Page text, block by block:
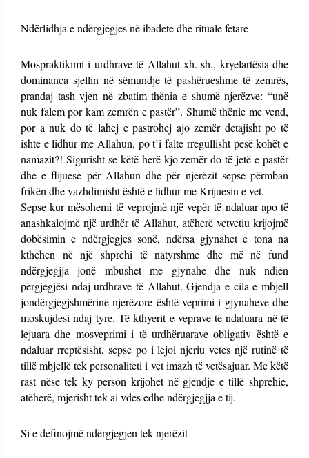
Ndërlidhja e ndërgjegjes në ibadete dhe rituale fetare
Mospraktikimi i urdhrave të Allahut xh. sh., kryelartësia dhe
dominanca sjellin në sëmundje të pashërueshme të zemrës,
prandaj tash vjen në zbatim thënia e shumë njerëzve: “unë
nuk falem por kam zemrën e pastër”. Shumë thënie me vend,
por a nuk do të lahej e pastrohej ajo zemër detajisht po të
ishte e lidhur me Allahun, po t’i falte rregullisht pesë kohët e
namazit?! Sigurisht se këtë herë kjo zemër do të jetë e pastër
dhe e flijuese për Allahun dhe për njerëzit sepse përmban
frikën dhe vazhdimisht është e lidhur me Krijuesin e vet.
Sepse kur mësohemi të veprojmë një vepër të ndaluar apo të
anashkalojmë një urdhër të Allahut, atëherë vetvetiu krijojmë
dobësimin e ndërgjegjes sonë, ndërsa gjynahet e tona na
kthehen në një shprehi të natyrshme dhe më në fund
ndërgjegjja jonë mbushet me gjynahe dhe nuk ndien
përgjegjësi ndaj urdhrave të Allahut. Gjendja e cila e mbjell
jondërgjegjshmërinë njerëzore është veprimi i gjynaheve dhe
moskujdesi ndaj tyre. Të kthyerit e veprave të ndaluara në të
lejuara dhe mosveprimi i të urdhëruarave obligativ është e
ndaluar rreptësisht, sepse po i lejoi njeriu vetes një rutinë të
tillë mbjellë tek personaliteti i vet imazh të vetësajuar. Me këtë
rast nëse tek ky person krijohet në gjendje e tillë shprehie,
atëherë, mjerisht tek ai vdes edhe ndërgjegjja e tij.
Si e definojmë ndërgjegjen tek njerëzit